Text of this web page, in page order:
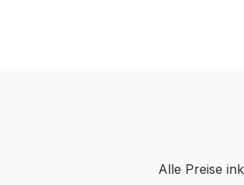
Alle Preise